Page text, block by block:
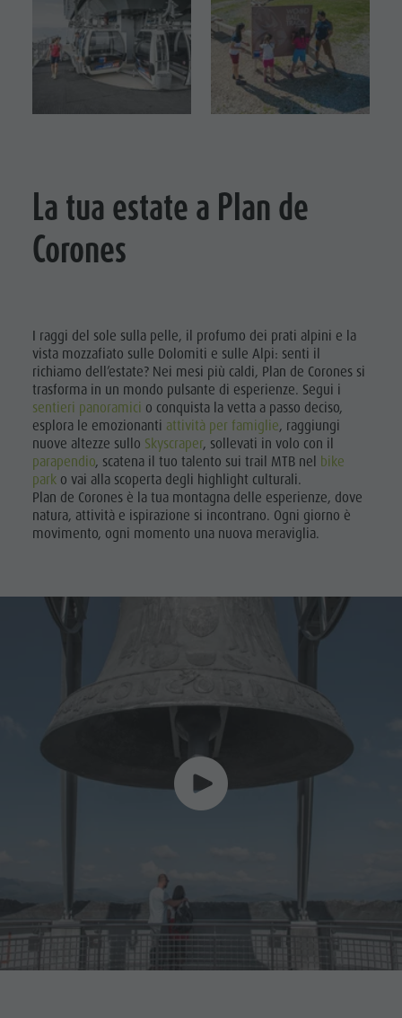
Punti
vendita
ticket
Orari di
di vendita
comportamento
La tua estate a Plan de
Corones
I raggi del sole sulla pelle, il profumo dei prati alpini e la
vista mozzafiato sulle Dolomiti e sulle Alpi: senti il
richiamo dell’estate? Nei mesi più caldi, Plan de Corones si
trasforma in un mondo pulsante di esperienze. Segui i
sentieri panoramici o conquista la vetta a passo deciso,
esplora le emozionanti attività per famiglie, raggiungi
nuove altezze sullo Skyscraper, sollevati in volo con il
parapendio, scatena il tuo talento sui trail MTB nel bike
park o vai alla scoperta degli highlight culturali.
Plan de Corones è la tua montagna delle esperienze, dove
natura, attività e ispirazione si incontrano. Ogni giorno è
movimento, ogni momento una nuova meraviglia.